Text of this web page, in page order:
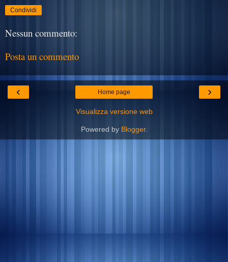
Condividi
Nessun commento:
Posta un commento
‹ ›
Home page
Visualizza versione web
Powered by Blogger.